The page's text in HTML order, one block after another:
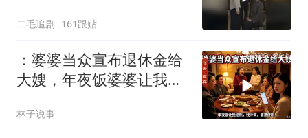
二毛追剧 161跟贴
：婆婆当众宣布退休金给
大嫂，年夜饭婆婆让我结
林子说事